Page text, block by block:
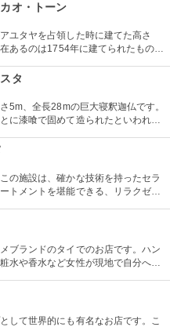
オ・トーン
ユタヤを占領した時に建てた高さ
あるのは1754年に建てられたもの
段で上に上れて、頂上からはアユタ
タ
5m、全長28mの巨大寝釈迦仏です。
に漆喰で固めて造られたといわれる
の施設は、確かな技術を持ったセラ
トメントを堪能できる、リラクゼー
イの有名人も来店しています。
ブランドのタイでのお店です。ハン
水や香水など女性が現地で自分への
して世界的にも有名なお店です。こ